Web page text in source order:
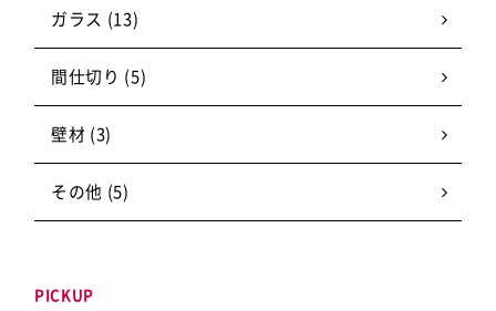
ガラス (13)
間仕切り (5)
壁材 (3)
その他 (5)
PICKUP